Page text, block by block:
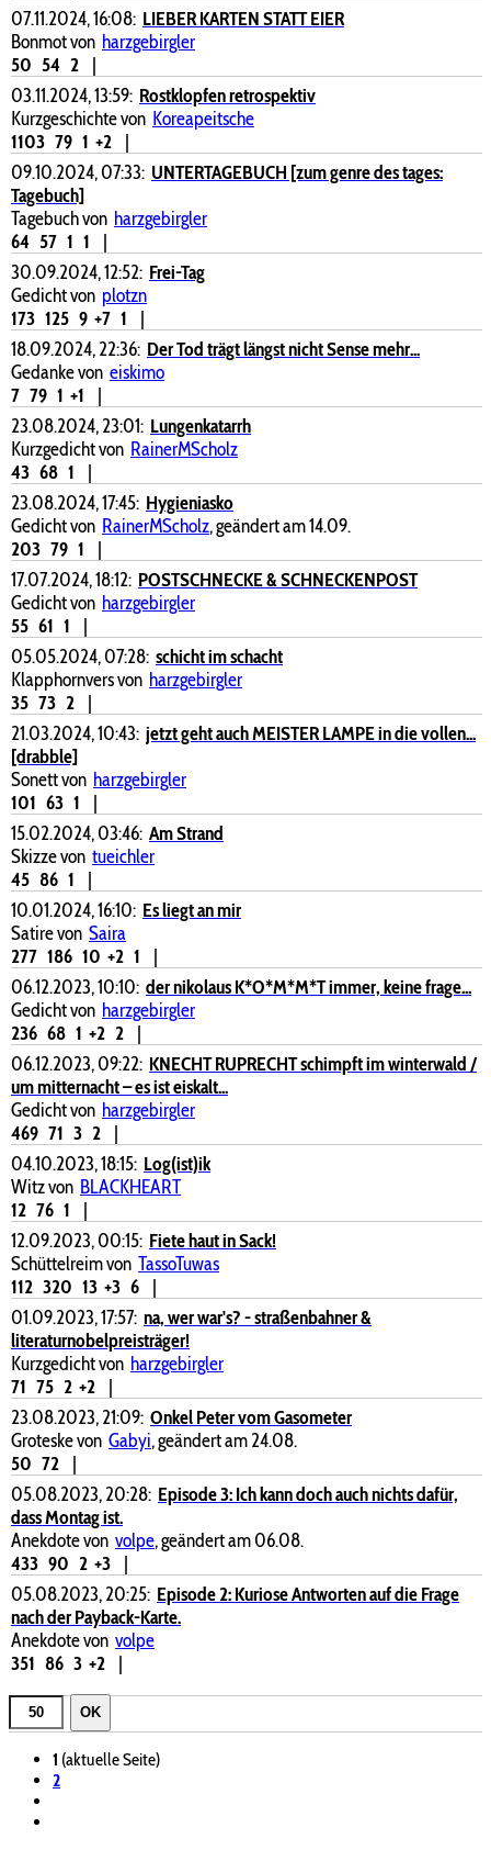
07.11.2024, 16:08: LIEBER KARTEN STATT EIER
Bonmot von harzgebirgler
50 54 2
|
03.11.2024, 13:59: Rostklopfen retrospektiv
Kurzgeschichte von Koreapeitsche
1103 79 1 +2
|
09.10.2024, 07:33: UNTERTAGEBUCH [zum genre des tages:
Tagebuch]
Tagebuch von harzgebirgler
64 57 1 1
|
30.09.2024, 12:52: Frei-Tag
Gedicht von plotzn
173 125 9 +7 1
|
18.09.2024, 22:36: Der Tod trägt längst nicht Sense mehr...
Gedanke von eiskimo
7 79 1 +1
|
23.08.2024, 23:01: Lungenkatarrh
Kurzgedicht von RainerMScholz
43 68 1
|
23.08.2024, 17:45: Hygieniasko
Gedicht von RainerMScholz, geändert am 14.09.
203 79 1
|
17.07.2024, 18:12: POSTSCHNECKE & SCHNECKENPOST
Gedicht von harzgebirgler
55 61 1
|
05.05.2024, 07:28: schicht im schacht
Klapphornvers von harzgebirgler
35 73 2
|
21.03.2024, 10:43: jetzt geht auch MEISTER LAMPE in die vollen...
[drabble]
Sonett von harzgebirgler
101 63 1
|
15.02.2024, 03:46: Am Strand
Skizze von tueichler
45 86 1
|
10.01.2024, 16:10: Es liegt an mir
Satire von Saira
277 186 10 +2 1
|
06.12.2023, 10:10: der nikolaus K*O*M*M*T immer, keine frage...
Gedicht von harzgebirgler
236 68 1 +2 2
|
06.12.2023, 09:22: KNECHT RUPRECHT schimpft im winterwald /
um mitternacht – es ist eiskalt...
Gedicht von harzgebirgler
469 71 3 2
|
04.10.2023, 18:15: Log(ist)ik
Witz von BLACKHEART
12 76 1
|
12.09.2023, 00:15: Fiete haut in Sack!
Schüttelreim von TassoTuwas
112 320 13 +3 6
|
01.09.2023, 17:57: na, wer war's? - straßenbahner &
literaturnobelpreisträger!
Kurzgedicht von harzgebirgler
71 75 2 +2
|
23.08.2023, 21:09: Onkel Peter vom Gasometer
Groteske von Gabyi, geändert am 24.08.
50 72
|
05.08.2023, 20:28: Episode 3: Ich kann doch auch nichts dafür,
dass Montag ist.
Anekdote von volpe, geändert am 06.08.
433 90 2 +3
|
05.08.2023, 20:25: Episode 2: Kuriose Antworten auf die Frage
nach der Payback-Karte.
Anekdote von volpe
351 86 3 +2 |
OK
1 (aktuelle Seite)
2